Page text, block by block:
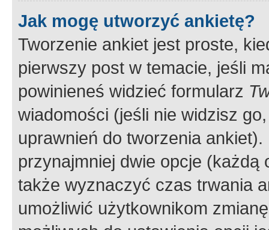
Jak mogę utworzyć ankietę?
Tworzenie ankiet jest proste,
pierwszy post w temacie, jeśli
powinieneś widzieć formularz
wiadomości (jeśli nie widzisz
uprawnień do tworzenia
przynajmniej dwie opcje
także wyznaczyć czas trwania
umożliwić użytkownikom